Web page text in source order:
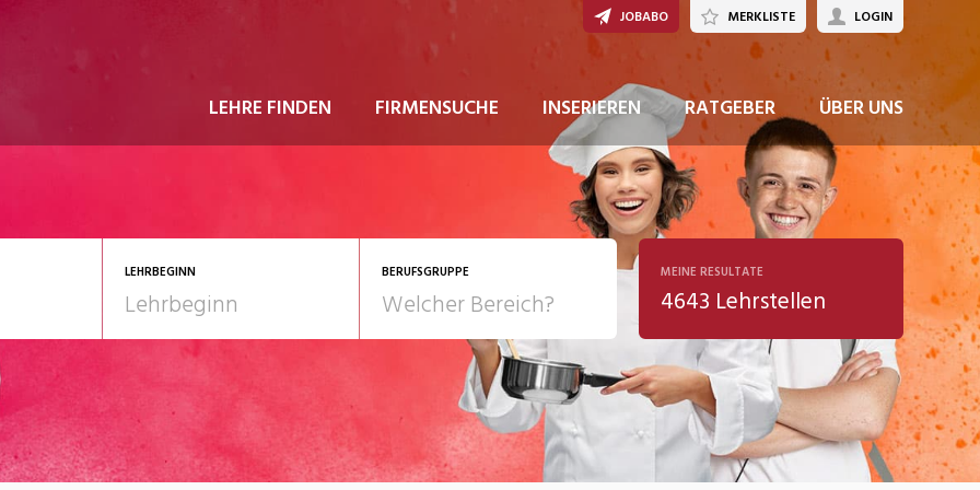
LEHRE FINDEN FIRMENSUCHE INSERIEREN RATGEBER ÜBER UNS
JOBABO MERKLISTE LOGIN
LEHRBEGINN BERUFSGRUPPE
Gesundheit/Pflege/Soziales
Telco
Kultur
MEINE RESULTATE
4643 Lehrstellen
JETZT BEWERBEN